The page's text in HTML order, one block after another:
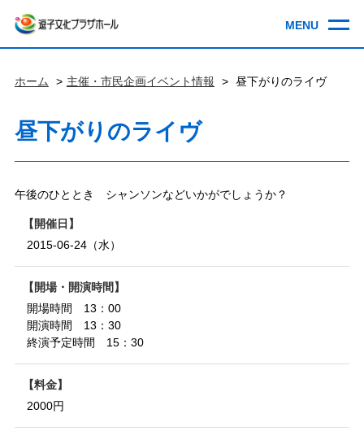
ホーム 主催・市民企画イベント情報 昼下がりのライヴ
昼下がりのライヴ
午後のひととき シャンソンなどいかがでしょうか？
開催日
2015-06-24（水）
開場・開演時間
開場時間 13：00
開演時間 13：30
終演予定時間 15：30
料金
2000円